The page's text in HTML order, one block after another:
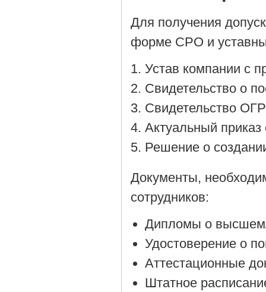
Для получения
форме СРО и
Устав компании с
Cвидетельство о
Cвидетельство
Актуальный приказ
Решение о
Документы,
сотрудников:
Дипломы о
Удостоверение о
Аттестационные
Штатное